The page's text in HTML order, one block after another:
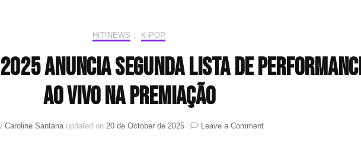
HIT!NEWS K-POP
2025 anuncia segunda lista de
ao vivo na premiação
Caroline Santana updated on 20 de October de 2025 Leave a Commenton